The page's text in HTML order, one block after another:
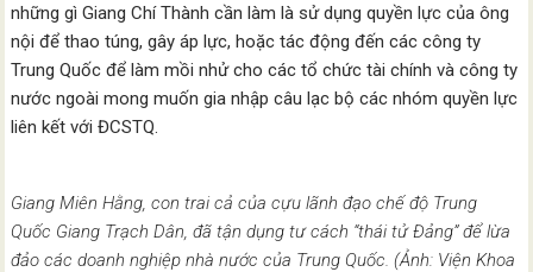
những gì Giang Chí Thành cần làm là sử dụng quyền lực của ông
nội để thao túng, gây áp lực, hoặc tác động đến các công ty
Trung Quốc để làm mồi nhử cho các tổ chức tài chính và công ty
nước ngoài mong muốn gia nhập câu lạc bộ các nhóm quyền lực
liên kết với ĐCSTQ.
Giang Miên Hằng, con trai cả của cựu lãnh đạo chế độ Trung
Quốc Giang Trạch Dân, đã tận dụng tư cách “thái tử Đảng” ​​để lừa
đảo các doanh nghiệp nhà nước của Trung Quốc. (Ảnh: Viện Khoa